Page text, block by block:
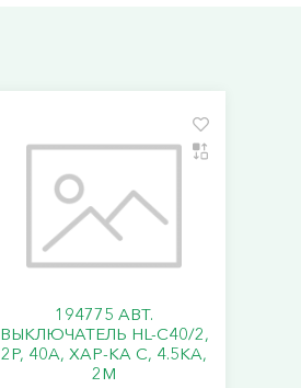
194775 АВТ.
ВЫКЛЮЧАТЕЛЬ HL-C40/2,
2P, 40A, ХАР-КА C, 4.5KA,
2M